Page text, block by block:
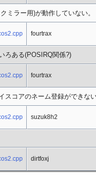
ミラー用)が動作していない。
fourtrax
ろある(POSIRQ関係?)
fourtrax
スコアのネーム登録ができな
suzuk8h2
dirtfoxj